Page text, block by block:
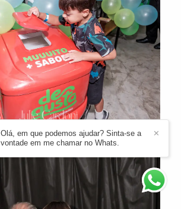
✕
Olá, em que podemos ajudar? Sinta-se a
vontade em me chamar no Whats.